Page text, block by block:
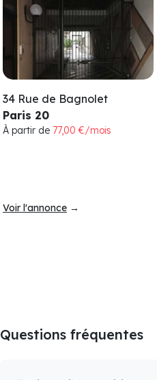
34 Rue de Bagnolet
Paris 20
À partir de 77,00 €/mois
Voir l'annonce →
Questions fréquentes